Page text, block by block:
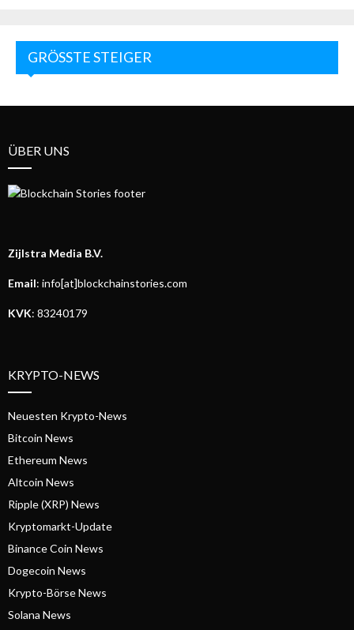
GRÖSSTE STEIGER
ÜBER UNS
Zijlstra Media B.V.
Email: info[at]blockchainstories.com
KVK: 83240179
KRYPTO-NEWS
Neuesten Krypto-News
Bitcoin News
Ethereum News
Altcoin News
Ripple (XRP) News
Kryptomarkt-Update
Binance Coin News
Dogecoin News
Krypto-Börse News
Solana News